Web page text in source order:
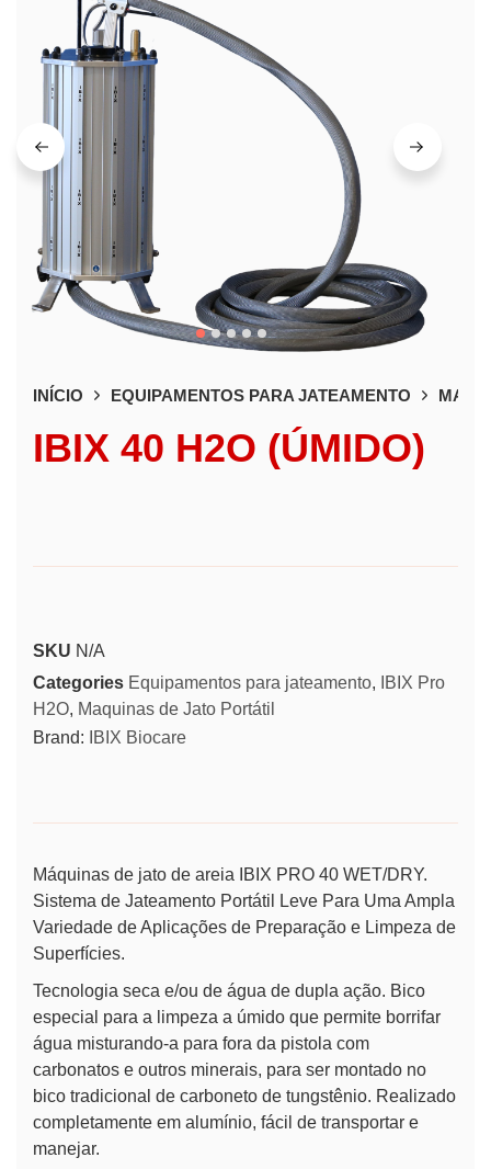
INÍCIO EQUIPAMENTOS PARA JATEAMENTO
IBIX 40 H2O (ÚMIDO)
SKU N/A
Categories Equipamentos para jateamento,
IBIX Pro
H2O, Maquinas de Jato Portátil
Brand:
IBIX Biocare
Máquinas de jato de areia IBIX PRO 40 WET/DRY.
Sistema de Jateamento Portátil Leve Para Uma Ampla
Variedade de Aplicações de Preparação e Limpeza de
Superfícies.
Tecnologia seca e/ou de água de dupla ação. Bico
especial para a limpeza a úmido que permite borrifar
água misturando-a para fora da pistola com
carbonatos e outros minerais, para ser montado no
bico tradicional de carboneto de tungstênio. Realizado
completamente em alumínio, fácil de transportar e
manejar.